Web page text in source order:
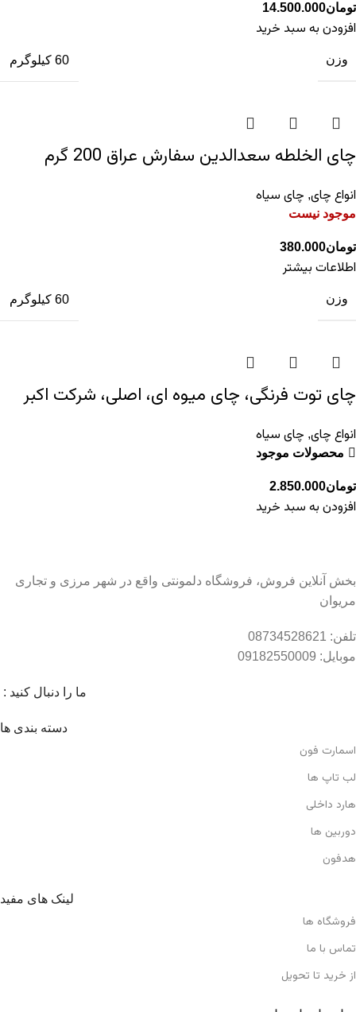
تومان14.500.000
افزودن به سبد خرید
وزن 60 کیلوگرم
چای الخلطه سعدالدین سفارش عراق 200 گرم
انواع چای, چای سیاه
موجود نیست
تومان380.000
اطلاعات بیشتر
وزن 60 کیلوگرم
چای توت فرنگی، چای میوه ای، اصلی، شرکت اکبر
انواع چای, چای سیاه
محصولات موجود
تومان2.850.000
افزودن به سبد خرید
بخش آنلاین فروش، فروشگاه دلمونتی واقع در شهر مرزی و تجاری
مریوان
تلفن: 08734528621
موبایل: 09182550009
ما را دنبال کنید :
دسته بندی ها
اسمارت فون
لب تاپ ها
هارد داخلی
دوربین ها
هدفون
لینک های مفید
فروشگاه ها
تماس با ما
از خرید تا تحویل